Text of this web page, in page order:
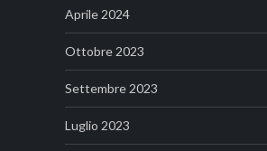
Aprile 2024
Ottobre 2023
Settembre 2023
Luglio 2023